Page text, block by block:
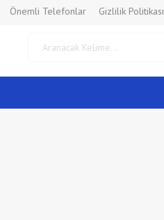
Önemli Telefonlar Gizlilik Politikası